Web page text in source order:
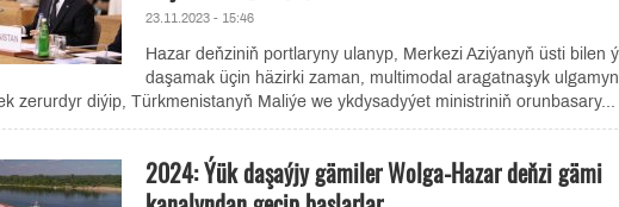
23.11.2023 - 15:46
Hazar deňziniň portlaryny ulanyp, Merkezi Aziýanyň üsti bilen
daşamak üçin häzirki zaman, multimodal aragatnaşyk
zerurdyr diýip, Türkmenistanyň Maliýe we ykdysadyýet ministriniň orunbasary...
2024: Ýük daşaýjy gämiler Wolga-Hazar deňzi gämi